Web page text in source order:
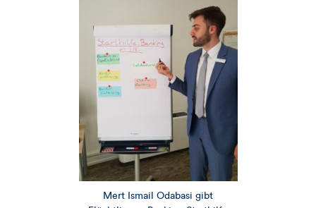
Mert Ismail Odabasi gibt